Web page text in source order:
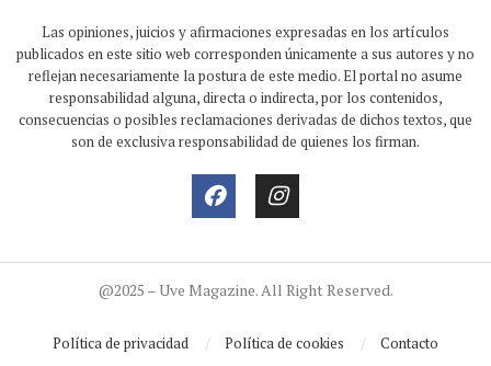
Las opiniones, juicios y afirmaciones expresadas en los artículos
publicados en este sitio web corresponden únicamente a sus autores y no
reflejan necesariamente la postura de este medio. El portal no asume
responsabilidad alguna, directa o indirecta, por los contenidos,
consecuencias o posibles reclamaciones derivadas de dichos textos, que
son de exclusiva responsabilidad de quienes los firman.
@2025 – Uve Magazine. All Right Reserved.
Política de privacidad Política de cookies Contacto